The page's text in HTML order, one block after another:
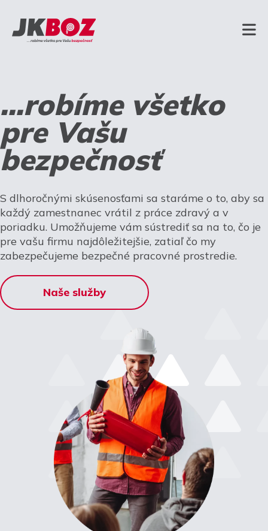
...robíme všetko
pre Vašu
bezpečnosť
S dlhoročnými skúsenosťami sa staráme o to, aby sa
každý zamestnanec vrátil z práce zdravý a v
poriadku. Umožňujeme vám sústrediť sa na to, čo je
pre vašu firmu najdôležitejšie, zatiaľ čo my
zabezpečujeme bezpečné pracovné prostredie.
Naše služby